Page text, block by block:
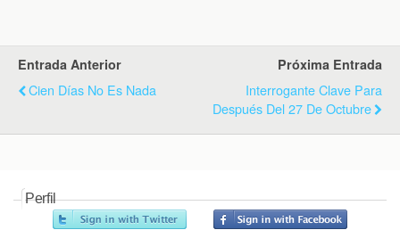
Entrada Anterior
Cien Días No Es Nada
Próxima Entrada
Interrogante Clave Para
Después Del 27 De Octubre
Perfil